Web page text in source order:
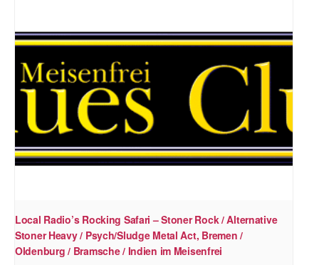
Local Radio’s Rocking Safari – Stoner Rock / Alternative
Stoner Heavy / Psych/Sludge Metal Act, Bremen /
Oldenburg / Bramsche / Indien im Meisenfrei